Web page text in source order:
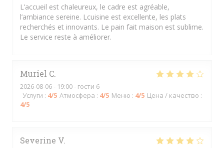
L’accueil est chaleureux, le cadre est agréable,
l’ambiance sereine. Lcuisine est excellente, les plats
recherchés et innovants. Le pain fait maison est sublime.
Le service reste à améliorer.
Muriel C
2026-08-06- 19:00 - гости 6
Услуги : 4/5 Атмосфера : 4/5 Меню : 4/5 Цена / качество :
4/5
Severine V